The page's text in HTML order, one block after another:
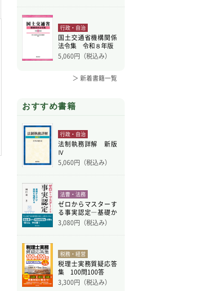
財産の税務 Q&A
相談機関利用ガイド
行政・自治
国土交通省機構関係
法令集 令和８年版
5,060円（税込み）
＞ 新着書籍一覧
おすすめ書籍
行政・自治
法制執務詳解 新版
Ⅳ
5,060円（税込み）
法曹・法務
ゼロからマスターす
る事実認定―基礎か
ら学
3,080円（税込み）
税務・経営
税理士実務質疑応答
集 100問100答
3,300円（税込み）